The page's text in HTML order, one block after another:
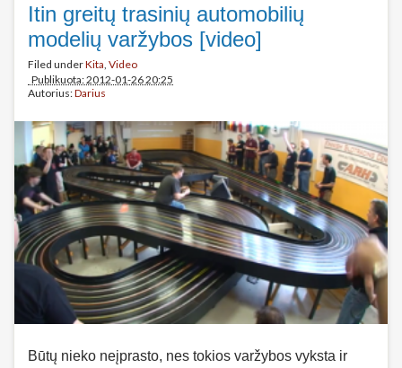
Itin greitų trasinių automobilių
modelių varžybos [video]
Filed underKita Video
Publikuota: 2012-01-26 20:25
Autorius:Darius
Būtų nieko neįprasto, nes tokios varžybos vyksta ir